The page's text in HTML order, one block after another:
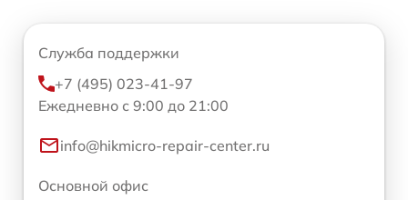
Служба поддержки
+7 (495) 023-41-97
Ежедневно с 9:00 до 21:00
info@hikmicro-repair-center.ru
Основной офис